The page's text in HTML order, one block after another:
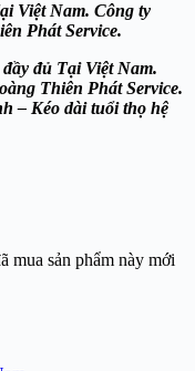
Việt Nam. Công ty
PhátService.
đủ Tại Việt Nam.
Thiên PhátService.
– Kéo dài tuổi thọ hệ
mua sản phẩm này mới